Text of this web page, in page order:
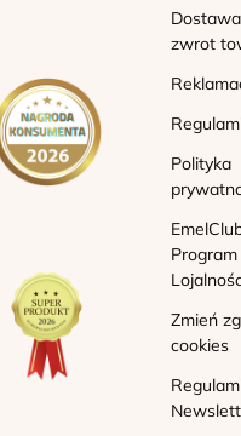
zwrot
Polityka
Program
Zmień
cookies